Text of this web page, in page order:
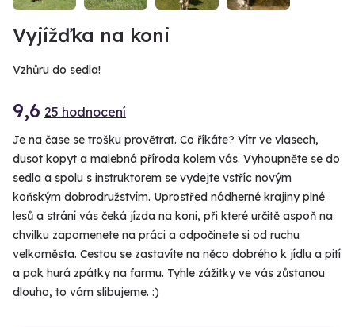
Vyjížďka na koni
Vzhůru do sedla!
9,6 25 hodnocení
Je na čase se trošku provětrat. Co říkáte? Vítr ve vlasech,
dusot kopyt a malebná příroda kolem vás. Vyhoupněte se do
sedla a spolu s instruktorem se vydejte vstříc novým
koňským dobrodružstvím. Uprostřed nádherné krajiny plné
lesů a strání vás čeká jízda na koni, při které určitě aspoň na
chvilku zapomenete na práci a odpočinete si od ruchu
velkoměsta. Cestou se zastavíte na něco dobrého k jídlu a pití
a pak hurá zpátky na farmu. Tyhle zážitky ve vás zůstanou
dlouho, to vám slibujeme. :)